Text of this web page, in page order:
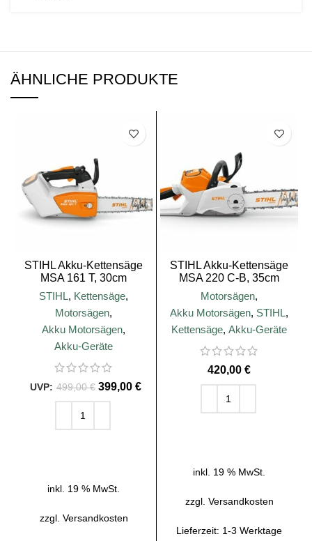
ÄHNLICHE PRODUKTE
STIHL Akku-Kettensäge
MSA 161 T, 30cm
Schnittlänge
STIHL, Kettensäge,
Motorsägen,
Akku Motorsägen,
Akku-Geräte
499,00€ 399,00 €
inkl. 19 % MwSt.
zzgl. Versandkosten
STIHL Akku-Kettensäge
MSA 220 C-B, 35cm
Schienenlänge
Motorsägen,
Akku Motorsägen, STIHL,
Kettensäge, Akku-Geräte
€
inkl. 19 % MwSt.
zzgl. Versandkosten
Lieferzeit: 1-3 Werktage